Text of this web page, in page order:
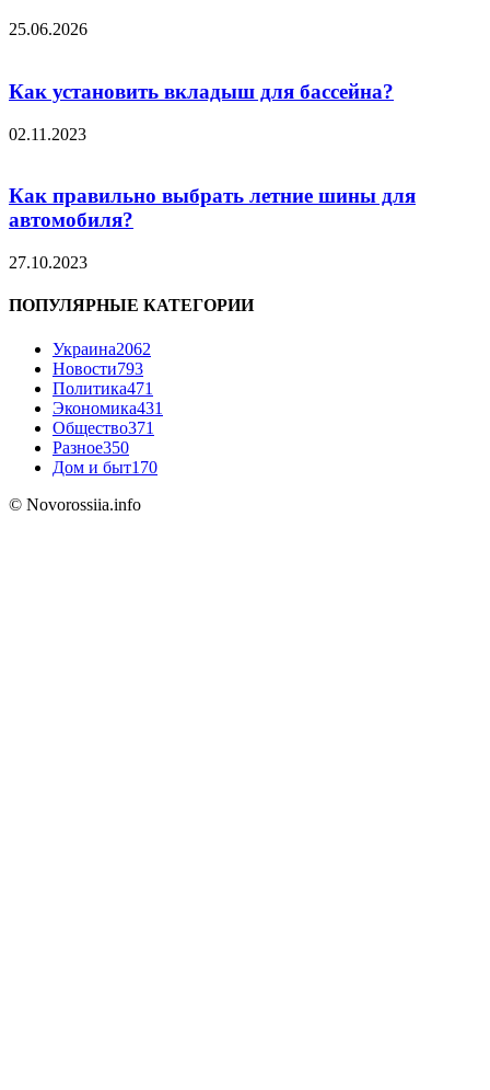
25.06.2026
Как установить вкладыш для бассейна?
02.11.2023
Как правильно выбрать летние шины для
автомобиля?
27.10.2023
ПОПУЛЯРНЫЕ КАТЕГОРИИ
Украина2062
Новости793
Политика471
Экономика431
Общество371
Разное350
Дом и быт170
© Novorossiia.info